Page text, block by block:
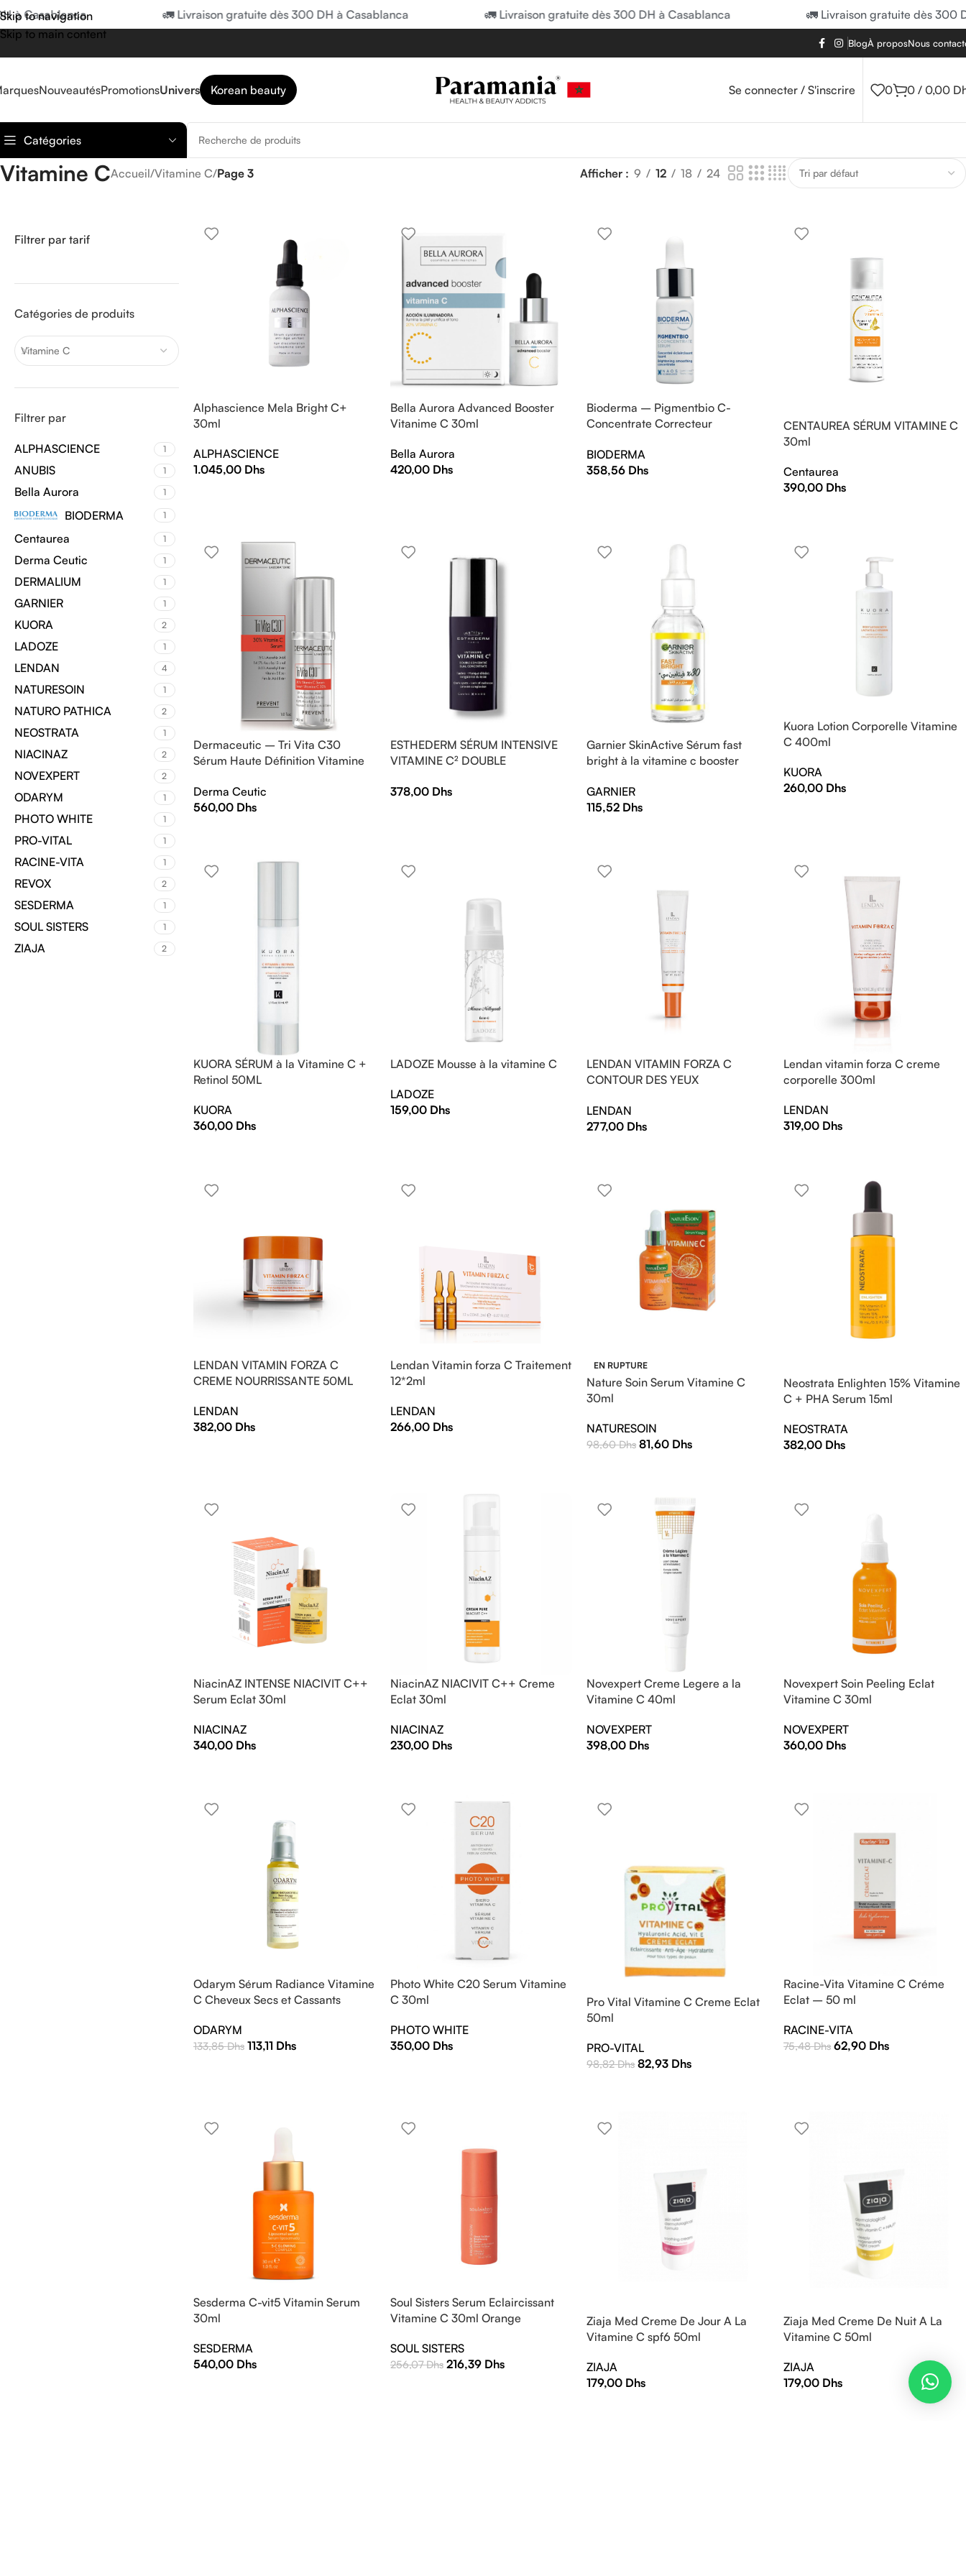
Skip to navigation
Skip to main content
🚛 Livraison gratuite dès 300 DH à Casablanca 🚛 Livraison gratuite dès 300 DH à Casablanca 🚛 Livraison gratuite dès 300 DH
BlogÀ proposNous
NouveautésPromotionsUnivers Korean beauty Se connecter / S'inscrire 0 0 / 0,00
Catégories
Vitamine CAccueil/Vitamine C/Page 3 Afficher 9 12 18 24
Filtrer par tarif
Catégories de produits
Vitamine C
Filtrer par
ALPHASCIENCE 1
ANUBIS 1
Bella Aurora 1
BIODERMA 1
Centaurea 1
Derma Ceutic 1
DERMALIUM 1
GARNIER 1
KUORA 2
LADOZE 1
LENDAN 4
NATURESOIN 1
NATURO PATHICA 2
NEOSTRATA 1
NIACINAZ 2
NOVEXPERT 2
ODARYM 1
PHOTO WHITE 1
PRO-VITAL 1
RACINE-VITA 1
REVOX 2
SESDERMA 1
SOUL SISTERS 1
ZIAJA 2
Alphascience Mela Bright C+
30ml
ALPHASCIENCE
1.045,00 Dhs
Bella Aurora Advanced Booster
Vitanime C 30ml
Bella Aurora
420,00 Dhs
Bioderma – Pigmentbio C-
Concentrate Correcteur
BIODERMA
358,56 Dhs
CENTAUREA SÉRUM VITAMINE C
30ml
Centaurea
390,00 Dhs
Dermaceutic – Tri Vita C30
Sérum Haute Définition Vitamine
Derma Ceutic
560,00 Dhs
ESTHEDERM SÉRUM INTENSIVE
VITAMINE C² DOUBLE
378,00 Dhs
Garnier SkinActive Sérum fast
bright à la vitamine c booster
GARNIER
115,52 Dhs
Kuora Lotion Corporelle Vitamine
C 400ml
KUORA
260,00 Dhs
KUORA SÉRUM à la Vitamine C +
Retinol 50ML
KUORA
360,00 Dhs
LADOZE Mousse à la vitamine C
LADOZE
159,00 Dhs
LENDAN VITAMIN FORZA C
CONTOUR DES YEUX
LENDAN
277,00 Dhs
Lendan vitamin forza C creme
corporelle 300ml
LENDAN
319,00 Dhs
LENDAN VITAMIN FORZA C
CREME NOURRISSANTE 50ML
LENDAN
382,00 Dhs
Lendan Vitamin forza C Traitement
12*2ml
LENDAN
266,00 Dhs
EN RUPTURE
Nature Soin Serum Vitamine C
30ml
NATURESOIN
98,60Dhs 81,60 Dhs
Neostrata Enlighten 15% Vitamine
C + PHA Serum 15ml
NEOSTRATA
382,00 Dhs
NiacinAZ INTENSE NIACIVIT C++
Serum Eclat 30ml
NIACINAZ
340,00 Dhs
NiacinAZ NIACIVIT C++ Creme
Eclat 30ml
NIACINAZ
230,00 Dhs
Novexpert Creme Legere a la
Vitamine C 40ml
NOVEXPERT
398,00 Dhs
Novexpert Soin Peeling Eclat
Vitamine C 30ml
NOVEXPERT
360,00 Dhs
Odarym Sérum Radiance Vitamine
C Cheveux Secs et Cassants
ODARYM
133,85Dhs 113,11 Dhs
Photo White C20 Serum Vitamine
C 30ml
PHOTO WHITE
350,00 Dhs
Pro Vital Vitamine C Creme Eclat
50ml
PRO-VITAL
98,82Dhs 82,93 Dhs
Racine-Vita Vitamine C Créme
Eclat – 50 ml
RACINE-VITA
75,48Dhs 62,90 Dhs
Sesderma C-vit5 Vitamin Serum
30ml
SESDERMA
540,00 Dhs
Soul Sisters Serum Eclaircissant
Vitamine C 30ml Orange
SOUL SISTERS
256,07Dhs 216,39 Dhs
Ziaja Med Creme De Jour A La
Vitamine C spf6 50ml
ZIAJA
179,00 Dhs
Ziaja Med Creme De Nuit A La
Vitamine C 50ml
ZIAJA
179,00 Dhs